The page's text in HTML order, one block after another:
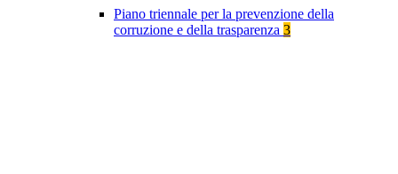
Piano triennale per la prevenzione della
corruzione e della trasparenza 3